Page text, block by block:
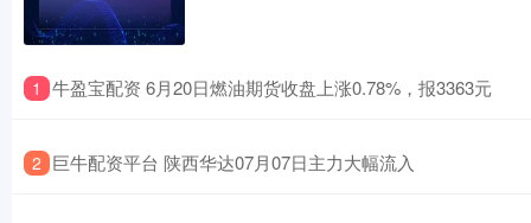
1 ​牛盈宝配资 6月20日燃油期货收盘上涨0.78%，报3363元
2 ​巨牛配资平台 陕西华达07月07日主力大幅流入